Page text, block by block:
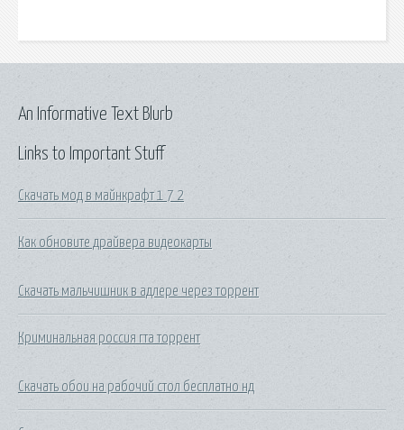
Links to Important Stuff
Скачать мод в майнкрафт 1 7 2
Как обновите драйвера видеокарты
Скачать мальчишник в адлере через торрент
Криминальная россия гта торрент
Скачать обои на рабочий стол бесплатно нд
An Informative Text Blurb